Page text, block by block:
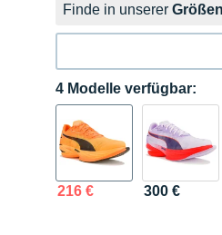
Finde in unserer
4 Modelle verfügbar:
216 € 300 €